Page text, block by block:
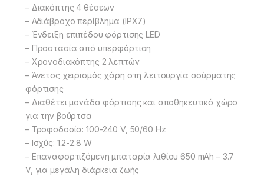
– Διακόπτης 4 θέσεων
– Αδιάβροχο περίβλημα (IPX7)
– Ένδειξη επιπέδου φόρτισης LED
– Προστασία από υπερφόρτιση
– Χρονοδιακόπτης 2 λεπτών
– Άνετος χειρισμός χάρη στη λειτουργία ασύρματης
φόρτισης
– Διαθέτει μονάδα φόρτισης και αποθηκευτικό χώρο
για την βούρτσα
– Τροφοδοσία: 100-240 V, 50/60 Hz
– Ισχύς: 1.2-2.8 W
– Επαναφορτιζόμενη μπαταρία λιθίου 650 mAh – 3.7
V, για μεγάλη διάρκεια ζωής